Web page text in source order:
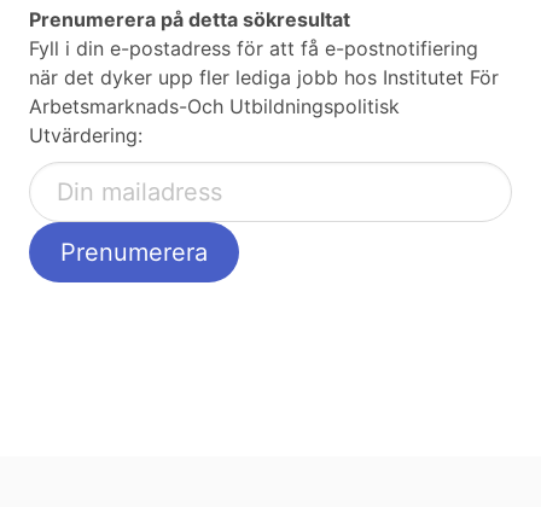
Prenumerera på detta sökresultat
Fyll i din e-postadress för att få e-postnotifiering
när det dyker upp fler lediga jobb hos Institutet För
Arbetsmarknads-Och Utbildningspolitisk
Utvärdering: